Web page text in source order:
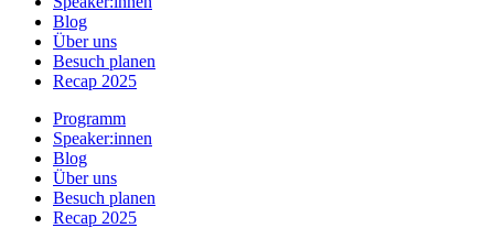
Blog
Über uns
Besuch planen
Recap 2025
Programm
Speaker:innen
Blog
Über uns
Besuch planen
Recap 2025